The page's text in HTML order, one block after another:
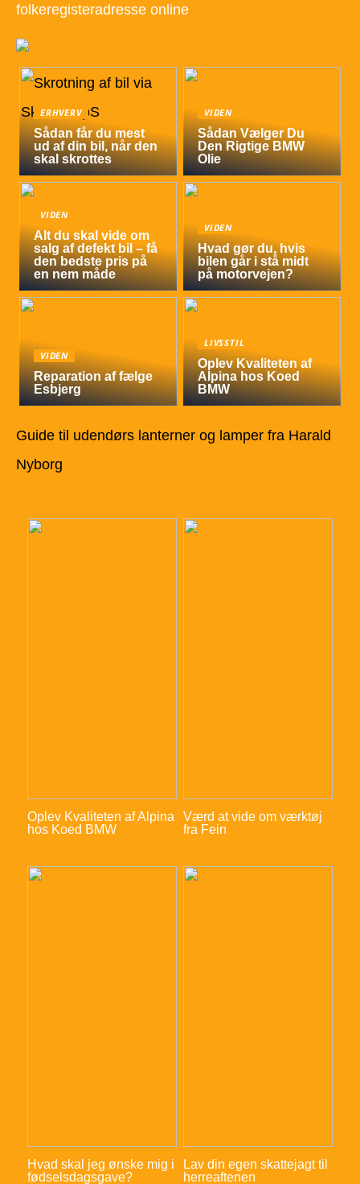
folkeregisteradresse online
ERHVERV
Sådan får du mest
ud af din bil, når den
skal skrottes
VIDEN
Sådan Vælger Du
Den Rigtige BMW
Olie
VIDEN
Alt du skal vide om
salg af defekt bil – få
den bedste pris på
en nem måde
VIDEN
Hvad gør du, hvis
bilen går i stå midt
på motorvejen?
VIDEN
Reparation af fælge
Esbjerg
LIVSSTIL
Oplev Kvaliteten af
Alpina hos Koed
BMW
Guide til udendørs lanterner og lamper fra Harald
Nyborg
Oplev Kvaliteten af Alpina
hos Koed BMW
Værd at vide om værktøj
fra Fein
Hvad skal jeg ønske mig i
fødselsdagsgave?
Lav din egen skattejagt til
herreaftenen